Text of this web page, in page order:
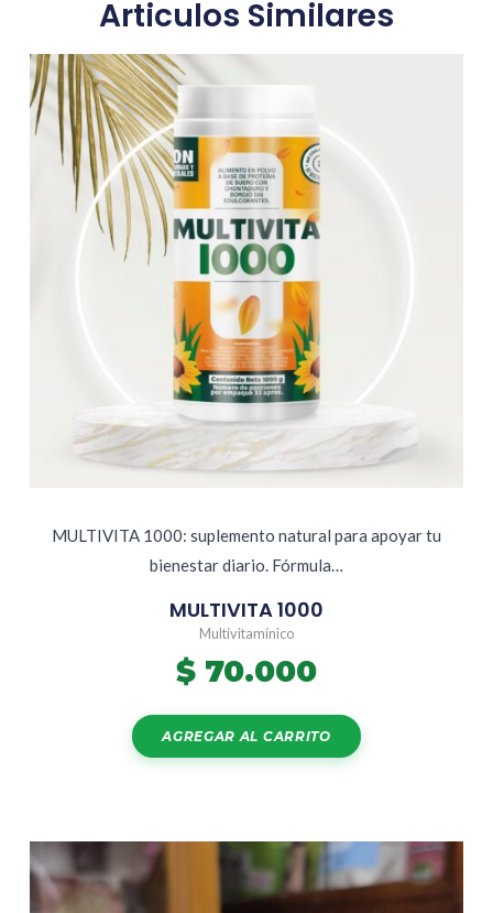
Articulos Similares
MULTIVITA 1000: suplemento natural para apoyar tu
bienestar diario. Fórmula…
MULTIVITA 1000
Multivitamínico
$ 70.000
AGREGAR AL CARRITO